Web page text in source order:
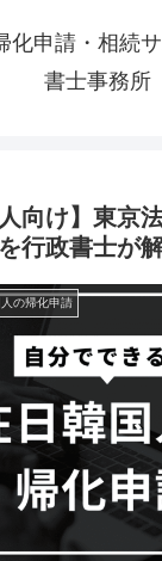
化申請・相続
書士事務所
人向け】東京
行政書士が
の帰化申請